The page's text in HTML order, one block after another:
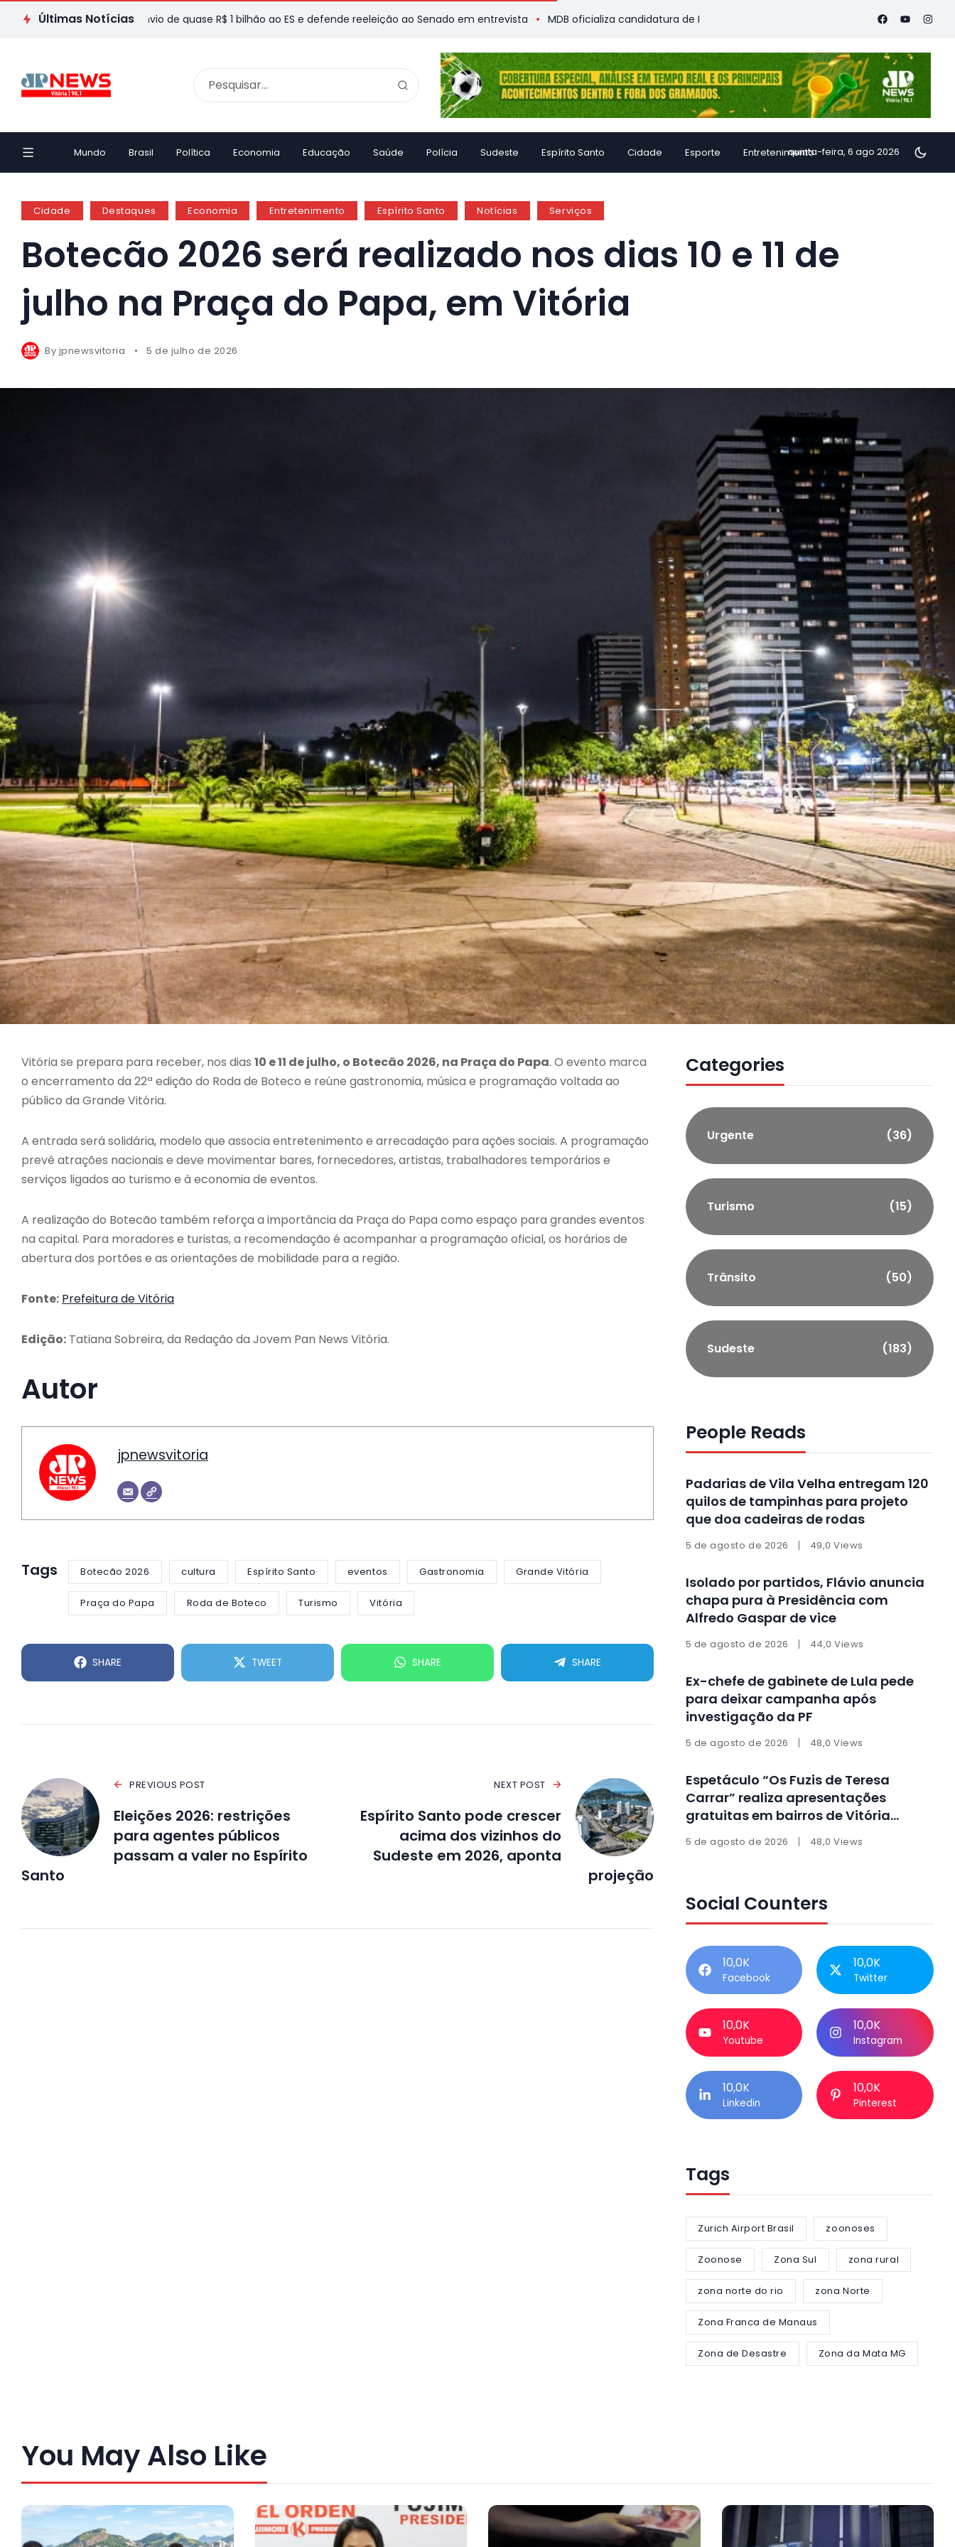
Últimas Notícias
do Val destaca envio de quase R$ 1 bilhão ao ES e defende reeleição ao Senado em entrevista MDB oficializa candidatura de Ricardo Ferraço à reeleição e lança lema “Pacto com o Futuro”
Mundo Brasil Política Economia Educação Saúde Polícia Sudeste Espírito Santo Cidade Esporte Entretenimentoquinta-feira, 6 ago 2026
Cidade Destaques Economia Entretenimento Espírito Santo Notícias Serviços
Botecão 2026 será realizado nos dias 10 e 11 de
julho na Praça do Papa, em Vitória
By jpnewsvitoria 5 de julho de 2026
Vitória se prepara para receber, nos dias 10 e 11 de julho, o Botecão 2026, na Praça do Papa. O evento marca
o encerramento da 22ª edição do Roda de Boteco e reúne gastronomia, música e programação voltada ao
público da Grande Vitória.
A entrada será solidária, modelo que associa entretenimento e arrecadação para ações sociais. A programação
prevê atrações nacionais e deve movimentar bares, fornecedores, artistas, trabalhadores temporários e
serviços ligados ao turismo e à economia de eventos.
A realização do Botecão também reforça a importância da Praça do Papa como espaço para grandes eventos
na capital. Para moradores e turistas, a recomendação é acompanhar a programação oficial, os horários de
abertura dos portões e as orientações de mobilidade para a região.
Fonte: Prefeitura de Vitória
Edição: Tatiana Sobreira, da Redação da Jovem Pan News Vitória.
Autor
jpnewsvitoria
Tags Botecão 2026 cultura Espírito Santo eventos Gastronomia Grande Vitória
Praça do Papa Roda de Boteco Turismo Vitória
SHARE TWEET SHARE SHARE
PREVIOUS POST
Eleições 2026: restrições
para agentes públicos
passam a valer no Espírito
Santo
NEXT POST
Espírito Santo pode crescer
acima dos vizinhos do
Sudeste em 2026, aponta
projeção
Categories
Urgente (36)
Turismo (15)
Trânsito (50)
Sudeste (183)
People Reads
Padarias de Vila Velha entregam 120
quilos de tampinhas para projeto
que doa cadeiras de rodas
5 de agosto de 2026 49,0 Views
Isolado por partidos, Flávio anuncia
chapa pura à Presidência com
Alfredo Gaspar de vice
5 de agosto de 2026 44,0 Views
Ex-chefe de gabinete de Lula pede
para deixar campanha após
investigação da PF
5 de agosto de 2026 48,0 Views
Espetáculo “Os Fuzis de Teresa
Carrar” realiza apresentações
gratuitas em bairros de Vitória
5 de agosto de 2026 48,0 Views
Social Counters
10,0K
Facebook
10,0K
Twitter
10,0K
Youtube
10,0K
Instagram
10,0K
Linkedin
10,0K
Pinterest
Tags
Zurich Airport Brasil zoonoses
Zoonose Zona Sul zona rural
zona norte do rio zona Norte
Zona Franca de Manaus
Zona de Desastre Zona da Mata MG
You May Also Like